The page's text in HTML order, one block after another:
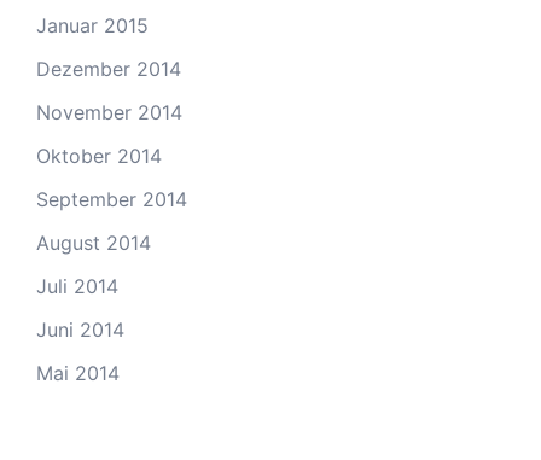
Januar 2015
Dezember 2014
November 2014
Oktober 2014
September 2014
August 2014
Juli 2014
Juni 2014
Mai 2014